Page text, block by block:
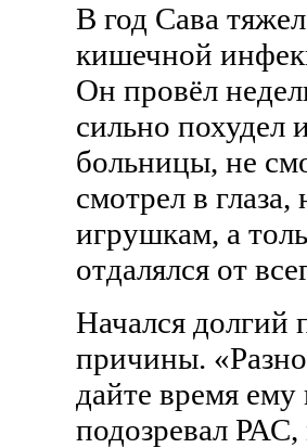
В год Сава
кишечной
Он провёл
сильно похудел
больницы, не
смотрел в глаза,
игрушкам, а
отдалялся от
Начался долгий
причины.
дайте время ему
подозревал